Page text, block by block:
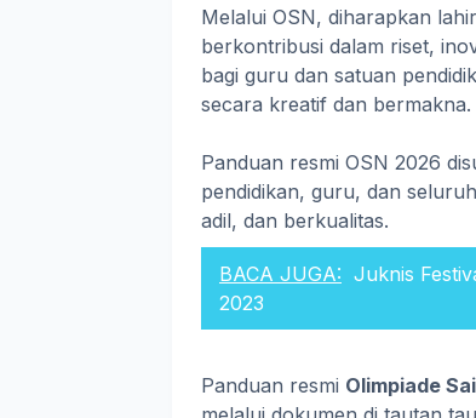
Melalui OSN, diharapkan
berkontribusi dalam riset,
bagi guru dan satuan
secara kreatif dan bermakna.
Panduan resmi OSN 2026
pendidikan, guru, dan
adil, dan berkualitas.
BACA JUGA: Juknis
2023
Panduan resmi Olimpiade